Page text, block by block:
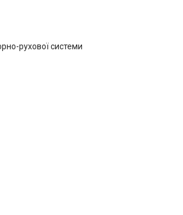
рухової системи